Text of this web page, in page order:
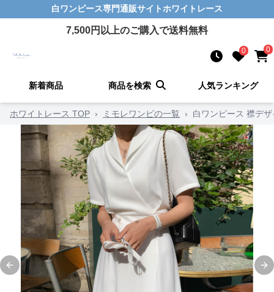
白ワンピース専門通販サイトホワイトレース
7,500円以上のご購入で送料無料
0 0
新着商品 商品を検索 人気ランキング
ホワイトレース TOP › ミモレワンピの一覧 › 白ワンピース 襟デ
Previous slide